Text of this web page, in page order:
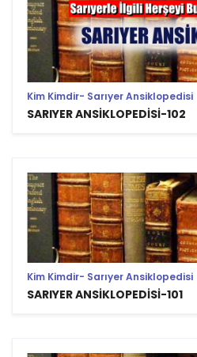
Kim Kimdir- Sarıyer Ansiklopedisi
SARIYER ANSİKLOPEDİSİ-102
Kim Kimdir- Sarıyer Ansiklopedisi
SARIYER ANSİKLOPEDİSİ-101